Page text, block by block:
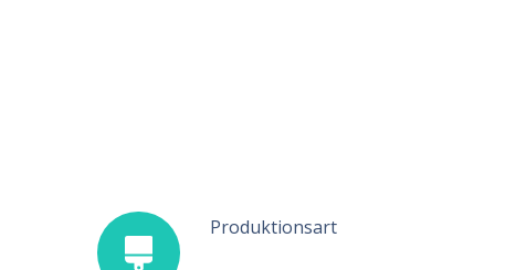
Produktionsart